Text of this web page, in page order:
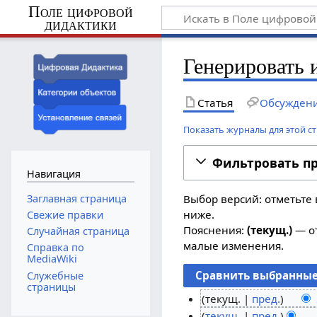
Поле цифровой
дидактики
Статья
Показать журналы для этой
Фильтровать
Выбор версий:
ниже.
Пояснения:(текущ.) —
малые изменения.
текущ. пред.
Н
Навигация
Заглавная страница
Свежие правки
Случайная страница
Справка по
MediaWiki
Служебные
страницы